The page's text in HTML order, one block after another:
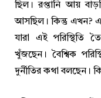
ছিল। রপ্তানি আয়
আসছিল। কিন্তু এখন?
যারা এই পরিস্থিতি
খুঁজছেন। বৈশ্বিক
দুর্নীতির কথা বলছেন।